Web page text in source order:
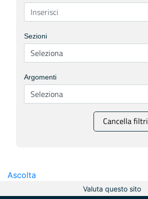
Sezioni
Argomenti
Cancella filtri
Ascolta
Valuta questo sito